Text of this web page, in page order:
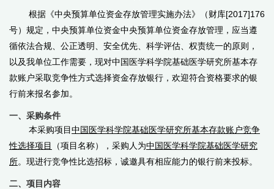
根据《中央预算单位资金存放管理实施办法》（财库[2017]176
号）规定，中央预算单位资金中央预算单位资金存放管理，应当遵
循依法合规、公正透明、安全优先、科学评估、权责统一的原则，
以及我单位工作需要，现对中国医学科学院基础医学研究所基本存
款账户采取竞争性方式选择资金存放银行，欢迎符合资格要求的银
行前来报名参加。
一、采购条件
本采购项目中国医学科学院基础医学研究所基本存款账户竞争
性选择项目
（项目名称），采购人为中国医学科学院基础医学研究
所。现进行竞争性比选招标，诚邀具有相应能力的银行前来投标。
二、项目内容